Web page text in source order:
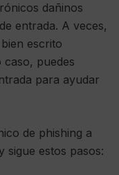
dañinos
entrada. A veces,
escrito
puedes
para ayudar
de phishing a
estos pasos: